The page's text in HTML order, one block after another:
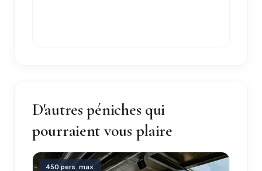
D'autres péniches qui
pourraient vous plaire
450 pers. max.